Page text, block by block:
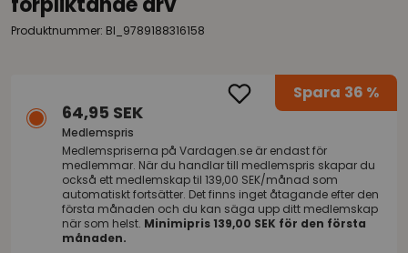
Produktnummer: BI_9789188316158
Spara 36 %
64,95 SEK
Medlemspris
Medlemspriserna på Vardagen.se är endast för
medlemmar. När du handlar till medlemspris skapar du
också ett medlemskap til 139,00 SEK/månad som
automatiskt fortsätter. Det finns inget åtagande efter den
första månaden och du kan säga upp ditt medlemskap
när som helst. Minimipris 139,00 SEK för den första
månaden.